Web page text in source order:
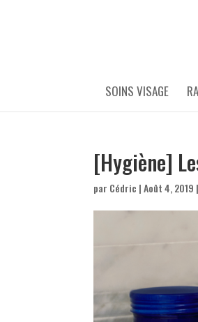
SOINS VISAGE
[Hygiène]
par Cédric |Août 4, 2019 |